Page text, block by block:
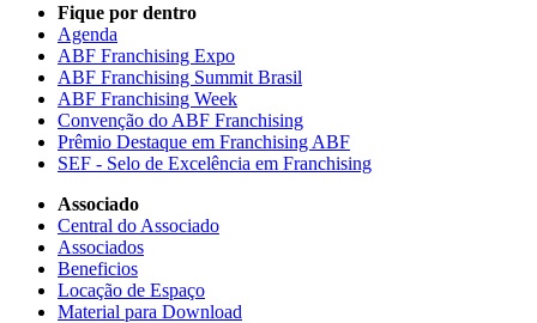
Fique por dentro
Agenda
ABF Franchising Expo
ABF Franchising Summit Brasil
ABF Franchising Week
Convenção do ABF Franchising
Prêmio Destaque em Franchising ABF
SEF - Selo de Excelência em Franchising
Associado
Central do Associado
Associados
Beneficios
Locação de Espaço
Material para Download